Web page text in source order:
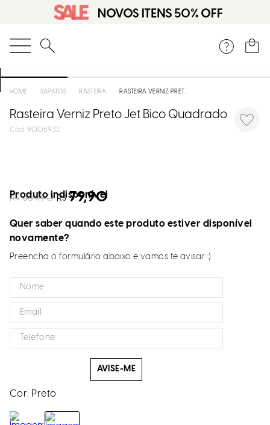
O que você está procurando?
SAPATOS RASTEIRA RASTEIRA VERNIZ PRETO JET BICO QUADRADO
Rasteira Verniz Preto Jet Bico Quadrado
: 9005932
R$ 359,90 R$ 79,90
Produto indisponível
Quer saber quando este produto estiver disponível
novamente?
Preencha o formulário abaixo e vamos te avisar :)
AVISE-ME
Cor: Preto